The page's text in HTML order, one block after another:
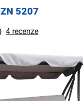
5207
4 recenze